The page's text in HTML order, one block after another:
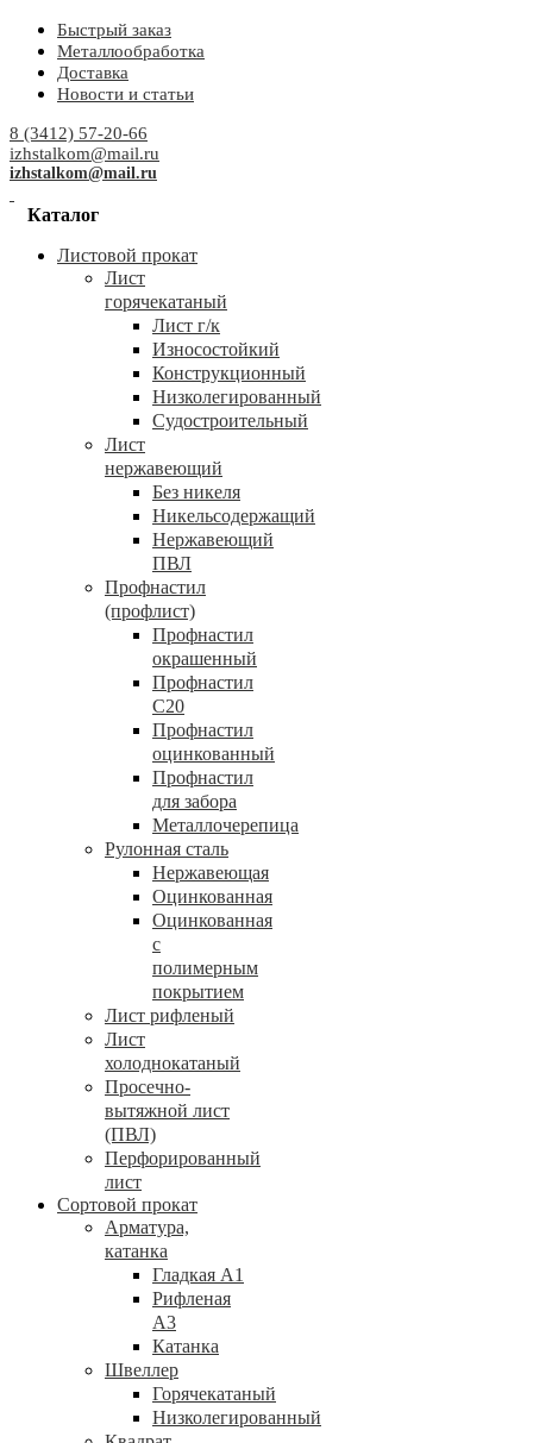
Быстрый заказ
Металлообработка
Доставка
Новости и статьи
8 (3412) 57-20-66
izhstalkom@mail.ru
izhstalkom@mail.ru
Каталог
Листовой прокат
Лист
горячекатаный
Лист г/к
Износостойкий
Конструкционный
Низколегированный
Судостроительный
Лист
нержавеющий
Без никеля
Никельсодержащий
Нержавеющий
ПВЛ
Профнастил
(профлист)
Профнастил
окрашенный
Профнастил
С20
Профнастил
оцинкованный
Профнастил
для забора
Металлочерепица
Рулонная сталь
Нержавеющая
Оцинкованная
Оцинкованная
с
полимерным
покрытием
Лист рифленый
Лист
холоднокатаный
Просечно-
вытяжной лист
(ПВЛ)
Перфорированный
лист
Сортовой прокат
Арматура,
катанка
Гладкая А1
Рифленая
А3
Катанка
Швеллер
Горячекатаный
Низколегированный